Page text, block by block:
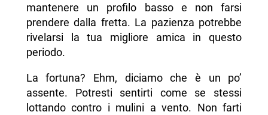
mantenere un profilo basso e non farsi
prendere dalla fretta. La pazienza potrebbe
rivelarsi la tua migliore amica in questo
periodo.
La fortuna? Ehm, diciamo che è un po’
assente. Potresti sentirti come se stessi
lottando contro i mulini a vento. Non farti